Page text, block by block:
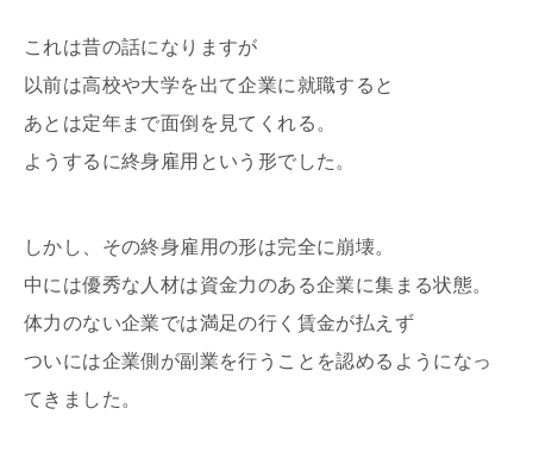
これは昔の話になりますが
以前は高校や大学を出て企業に就職すると
あとは定年まで面倒を見てくれる。
ようするに終身雇用という形でした。
しかし、その終身雇用の形は完全に崩壊。
中には優秀な人材は資金力のある企業に集まる状態。
体力のない企業では満足の行く賃金が払えず
ついには企業側が副業を行うことを認めるようになっ
てきました。